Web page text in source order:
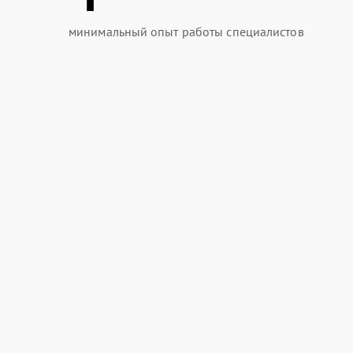
минимальный опыт работы специалистов